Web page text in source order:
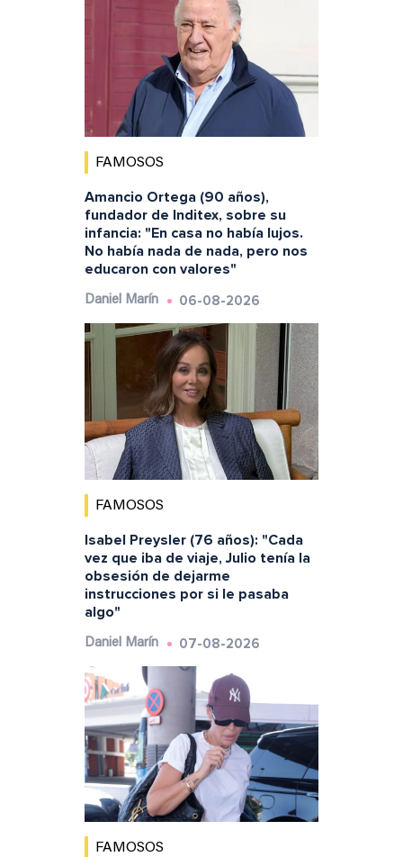
FAMOSOS
Amancio Ortega (90 años),
fundador de Inditex, sobre su
infancia: "En casa no había lujos.
No había nada de nada, pero nos
educaron con valores"
Daniel Marín 06-08-2026
FAMOSOS
Isabel Preysler (76 años): "Cada
vez que iba de viaje, Julio tenía la
obsesión de dejarme
instrucciones por si le pasaba
algo"
Daniel Marín 07-08-2026
FAMOSOS